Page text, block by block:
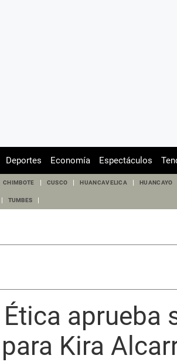
Deportes Economía Espectáculos
CHIMBOTE CUSCO HUANCAVELICA HUANCAYO
TUMBES
aprueba
Kira